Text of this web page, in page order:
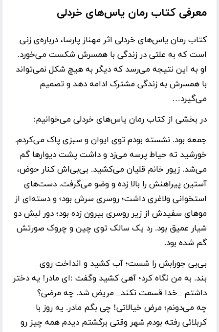
معرفی کتاب رمان یاس‌های خردلی
کتاب رمان یاس‌های خردلی اثر مهناز پارسا، درباره‌ی زنی
است که به علتی در زندگی با همسرش شکست می‌خورد.
او به این نتیجه می‌رسد که دیگر به هیچ شکل نمی‌تواند
با همسرش به زندگی مشترک ادامه دهد و تصمیم
می‌گیرد…
در بخشی از کتاب رمان یاس‌های خردلی می‌خوانیم:
جمعه بود. نشسته بودم توی ایوان و سبزی پاک می‌کردم.
خورشید ته حیاط پرسه می‌زد و داشت پشت دیوارھا گم
می‌شد. زیور خانم قلیان می‌کشید. بی‌بی‌اش کنار حوض،
آستین پیراھنش را بالا زده و وضو می‌گرفت. دست‌ھای
استخوانی ولاغری داشت؛ روسری سرش بود؛ و دسته‌ای از
موھای سفیدش از زیر روسری بیرون زده بود؛ دور لبش دو
شیار عمیق بود. رد یک سالک توی چین و چروک صورتش
گم شده بود.
بی‌بی جورابش را شست؛ آب کشید و انداخت روی
بند. به من نگاه کرد؛ آھی کشید وگفت :‌ای مادر! یه دختر
داشتم _خدا قسمت نکند_ مریض شد. چه مرضی؟
چه می‌دونم؛ مرض خیالاتی! چی بگم مادر. یه روز با
کربلائی رفته بودم شھر وقتی برگشتم دیدم ھمه چیز رو